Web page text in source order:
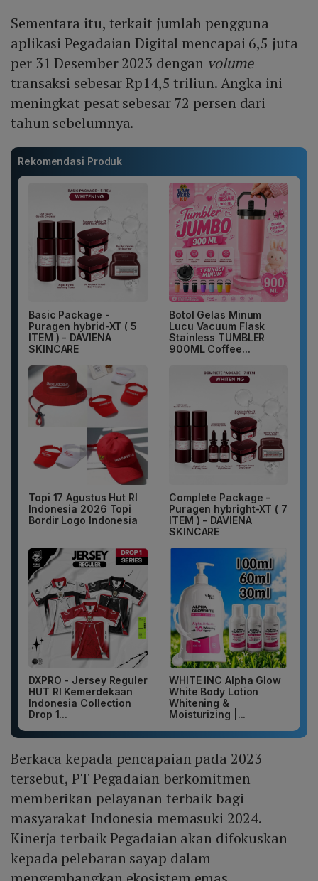
Sementara itu, terkait jumlah pengguna
aplikasi Pegadaian Digital mencapai 6,5 juta
per 31 Desember 2023 dengan volume
transaksi sebesar Rp14,5 triliun. Angka ini
meningkat pesat sebesar 72 persen dari
tahun sebelumnya.
Rekomendasi Produk
Basic Package -
Puragen hybrid-XT ( 5
ITEM ) - DAVIENA
SKINCARE
Botol Gelas Minum
Lucu Vacuum Flask
Stainless TUMBLER
900ML Coffee...
Topi 17 Agustus Hut RI
Indonesia 2026 Topi
Bordir Logo Indonesia
Complete Package -
Puragen hybright-XT ( 7
ITEM ) - DAVIENA
SKINCARE
DXPRO - Jersey Reguler
HUT RI Kemerdekaan
Indonesia Collection
Drop 1...
WHITE INC Alpha Glow
White Body Lotion
Whitening &
Moisturizing |...
Berkaca kepada pencapaian pada 2023
tersebut, PT Pegadaian berkomitmen
memberikan pelayanan terbaik bagi
masyarakat Indonesia memasuki 2024.
Kinerja terbaik Pegadaian akan difokuskan
kepada pelebaran sayap dalam